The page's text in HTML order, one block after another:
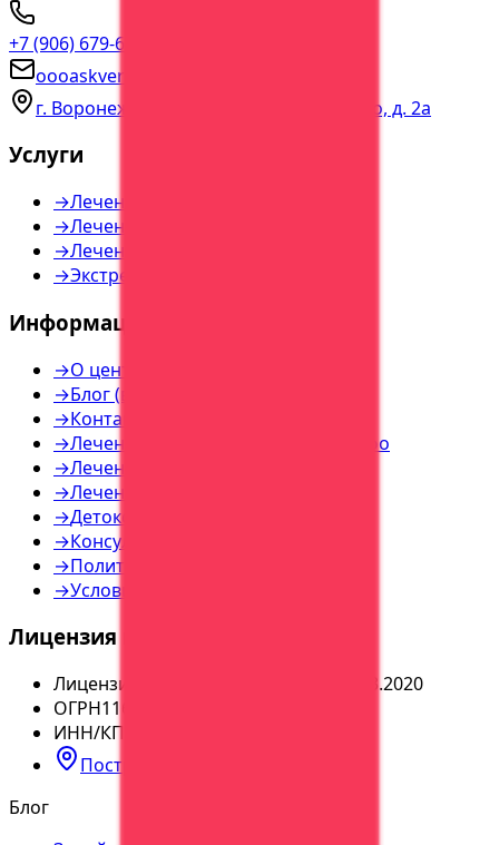
+7 (906) 679-60-00
oooaskvera@yandex.ru
г. Воронеж, пер. Богдана Хмельницкого, д. 2а
Услуги
→Лечение алкоголизма
→Лечение наркомании
→Лечение игромании
→Экстренная помощь
Информация
→О центре
→Блог (все статьи)
→Контакты
→Лечение наркозависимости — инфо
→Лечение алкоголизма — инфо
→Лечение игромании — инфо
→Детоксикация — инфо
→Консультация — инфо
→Политика конфиденциальности
→Условия использования
Лицензия и реквизиты
Лицензия
ЛО-36-01-004065 от 05.03.2020
ОГРН1163668113179
ИНН/КПП
Построить маршрут
Блог